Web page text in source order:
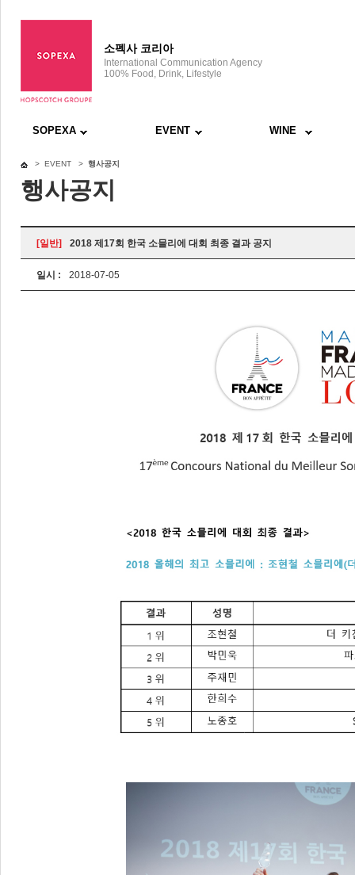
소펙사 코리아
International Communication Agency
100% Food, Drink, Lifestyle
SOPEXA EVENT WINE
> EVENT > 행사공지
행사공지
[일반] 2018 제17회 한국 소믈리에 대회 최종 결과 공지
일시 : 2018-07-05